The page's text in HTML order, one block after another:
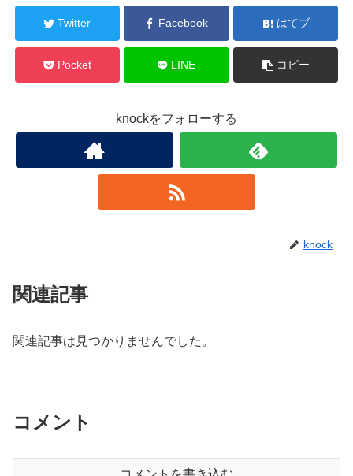
Twitter Facebook はてブ
Pocket LINE コピー
knockをフォローする
knock
関連記事
関連記事は見つかりませんでした。
コメント